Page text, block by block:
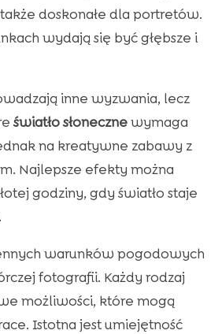
doskonałe dla portretów.
wydają się być głębsze i
inne wyzwania, lecz
światło słonecznewymaga
na kreatywne zabawy z
Najlepsze efekty można
godziny, gdy światło staje
warunków pogodowych
fotografii. Każdy rodzaj
możliwości, które mogą
Istotna jest umiejętność